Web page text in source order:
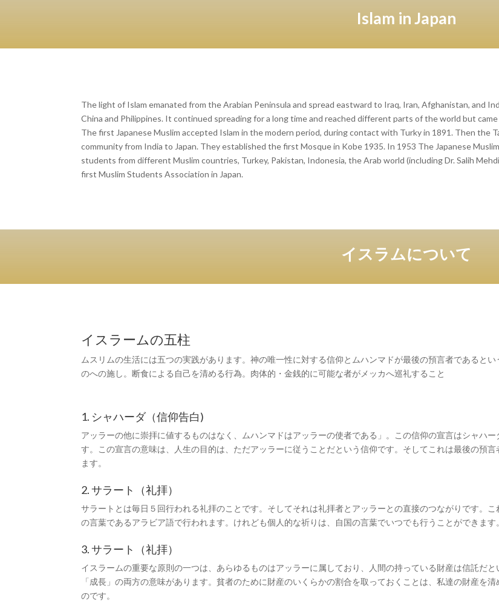
Islam in Japan
The light of Islam emanated from the Arabian Peninsula and spread eastward to Iraq, Iran, Afghanistan, and
China and Philippines. It continued spreading for a long time and reached different parts of the world but
The first Japanese Muslim accepted Islam in the modern period, during contact with Turky in 1891. Then the
community from India to Japan. They established the first Mosque in Kobe 1935. In 1953 The Japanese
students from different Muslim countries, Turkey, Pakistan, Indonesia, the Arab world (including Dr. Salih
first Muslim Students Association in Japan.
イスラムについて
イスラームの五柱
ムスリムの生活には五つの実践があります。神の唯一性に対する信仰とムハンマドが最後の預言者であると
のへの施し。断食による自己を清める行為。肉体的・金銭的に可能な者がメッカへ巡礼すること
1. シャハーダ（信仰告白)
アッラーの他に崇拝に値するものはなく、ムハンマドはアッラーの使者である」。この信仰の宣言はシャハ
す。この宣言の意味は、人生の目的は、ただアッラーに従うことだという信仰です。そしてこれは最後の預
ます。
2. サラート（礼拝）
サラートとは毎日５回行われる礼拝のことです。そしてそれは礼拝者とアッラーとの直接のつながりです。
の言葉であるアラビア語で行われます。けれども個人的な祈りは、自国の言葉でいつでも行うことができます。
3. サラート（礼拝）
イスラームの重要な原則の一つは、あらゆるものはアッラーに属しており、人間の持っている財産は信託だ
「成長」の両方の意味があります。貧者のために財産のいくらかの割合を取っておくことは、私達の財産を
のです。